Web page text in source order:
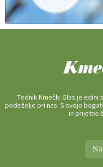
Tednik Kmečki Glas je
podeželje pri nas. S svojo
in prijetno